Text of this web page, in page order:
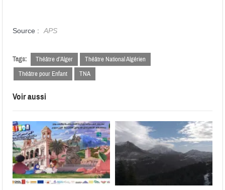
Source : APS
Tags: Théâtre d’Alger
Théâtre National Algérien
Théâtre pour Enfant
TNA
Voir aussi